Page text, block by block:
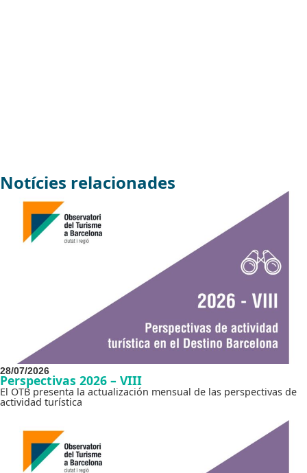
Notícies relacionades
28/07/2026
Perspectivas 2026 – VIII
El OTB presenta la actualización mensual de las perspectivas de
actividad turística